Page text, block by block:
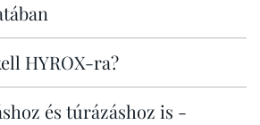
HYROX-ra?
és túrázáshoz is -